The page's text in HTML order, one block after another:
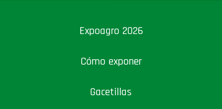
Expoagro 2026
Cómo exponer
Gacetillas